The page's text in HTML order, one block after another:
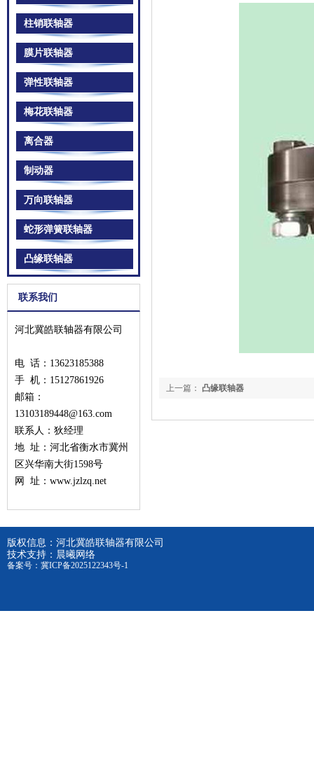
柱销联轴器
膜片联轴器
弹性联轴器
梅花联轴器
离合器
制动器
万向联轴器
蛇形弹簧联轴器
凸缘联轴器
联系我们
河北冀皓联轴器有限公司
电 话：13623185388
手 机： 15127861926
邮箱：
13103189448@163.com
联系人：狄经理
地 址：河北省衡水市冀州
区兴华南大街1598号
网 址： www.jzlzq.net
上一篇： 凸缘联轴器
版权信息： 河北冀皓联轴器有限公司
技术支持： 晨曦网络
备案号： 冀ICP备2025122343号-1